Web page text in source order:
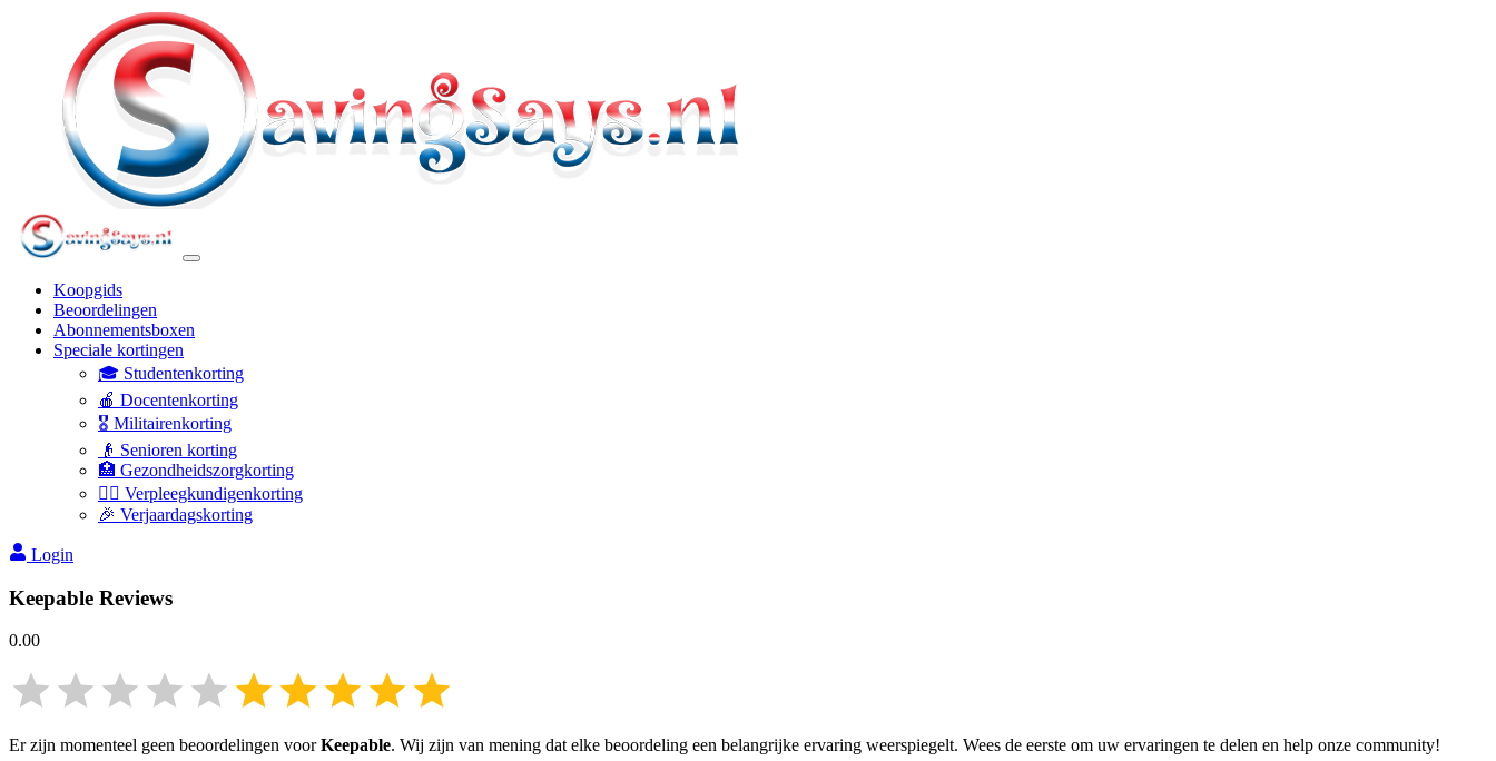
Koopgids
Beoordelingen
Abonnementsboxen
Speciale kortingen
🎓 Studentenkorting
🍎 Docentenkorting
🎖️ Militairenkorting
👴 Senioren korting
🏥 Gezondheidszorgkorting
👩‍⚕️ Verpleegkundigenkorting
🎉 Verjaardagskorting
Login
Keepable Reviews
0.00
Er zijn momenteel geen beoordelingen voorKeepable. Wij zijn van mening dat elke beoordeling een belangrijke ervaring weerspiegelt. Wees de eerste om uw ervaringen te delen en help onze community!